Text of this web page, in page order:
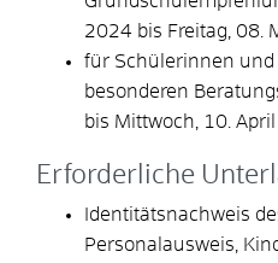
2024 bis Freitag, 08.
für Schülerinnen und
besonderen
bis Mittwoch, 10.
Erforderliche
Identitätsnachweis
Personalausweis,